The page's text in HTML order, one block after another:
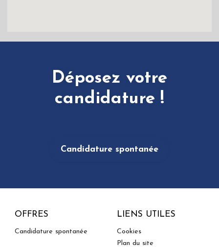
Déposez votre
candidature !
Candidature spontanée
OFFRES
Candidature spontanée
LIENS UTILES
Cookies
Plan du site